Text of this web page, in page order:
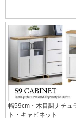
幅59cm・木目調ナチュ
ト・キャビネット